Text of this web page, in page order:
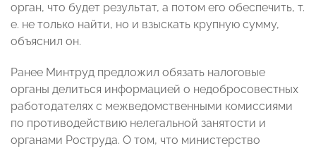
орган, что будет результат, а потом его обеспечить, т.
е. не только найти, но и взыскать крупную сумму,
объяснил он.
Ранее Минтруд предложил обязать налоговые
органы делиться информацией о недобросовестных
работодателях с межведомственными комиссиями
по противодействию нелегальной занятости и
органами Роструда. О том, что министерство